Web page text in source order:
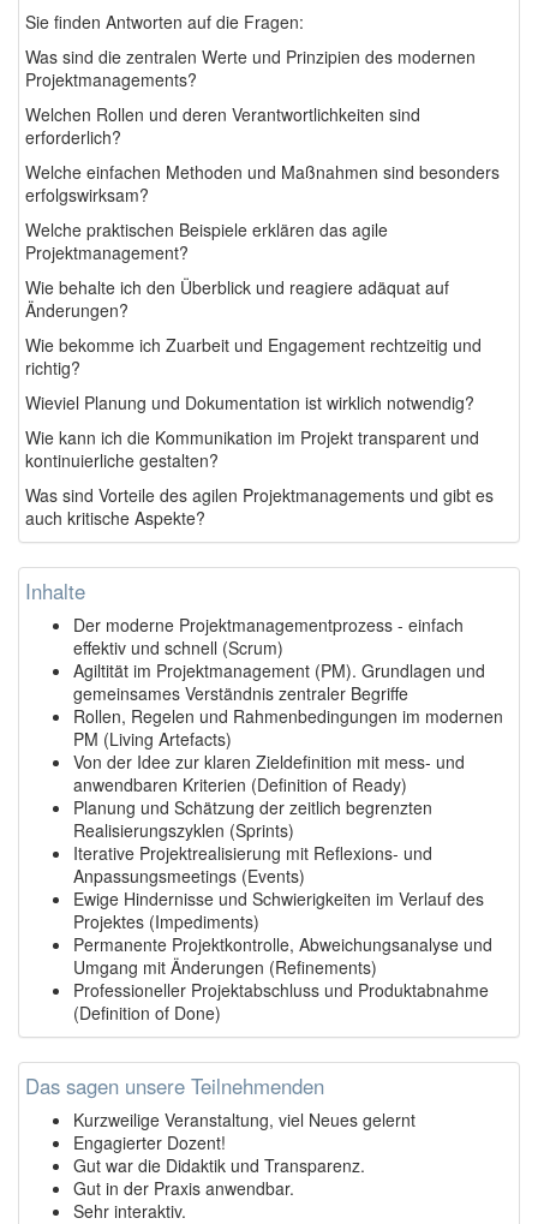
Sie finden Antworten auf die Fragen:
Was sind die zentralen Werte und Prinzipien des modernen
Projektmanagements?
Welchen Rollen und deren Verantwortlichkeiten sind
erforderlich?
Welche einfachen Methoden und Maßnahmen sind besonders
erfolgswirksam?
Welche praktischen Beispiele erklären das agile
Projektmanagement?
Wie behalte ich den Überblick und reagiere adäquat auf
Änderungen?
Wie bekomme ich Zuarbeit und Engagement rechtzeitig und
richtig?
Wieviel Planung und Dokumentation ist wirklich notwendig?
Wie kann ich die Kommunikation im Projekt transparent und
kontinuierliche gestalten?
Was sind Vorteile des agilen Projektmanagements und gibt es
auch kritische Aspekte?
Inhalte
Der moderne Projektmanagementprozess - einfach
effektiv und schnell (Scrum)
Agiltität im Projektmanagement (PM). Grundlagen und
gemeinsames Verständnis zentraler Begriffe
Rollen, Regelen und Rahmenbedingungen im modernen
PM (Living Artefacts)
Von der Idee zur klaren Zieldefinition mit mess- und
anwendbaren Kriterien (Definition of Ready)
Planung und Schätzung der zeitlich begrenzten
Realisierungszyklen (Sprints)
Iterative Projektrealisierung mit Reflexions- und
Anpassungsmeetings (Events)
Ewige Hindernisse und Schwierigkeiten im Verlauf des
Projektes (Impediments)
Permanente Projektkontrolle, Abweichungsanalyse und
Umgang mit Änderungen (Refinements)
Professioneller Projektabschluss und Produktabnahme
(Definition of Done)
Das sagen unsere Teilnehmenden
Kurzweilige Veranstaltung, viel Neues gelernt
Engagierter Dozent!
Gut war die Didaktik und Transparenz.
Gut in der Praxis anwendbar.
Sehr interaktiv.